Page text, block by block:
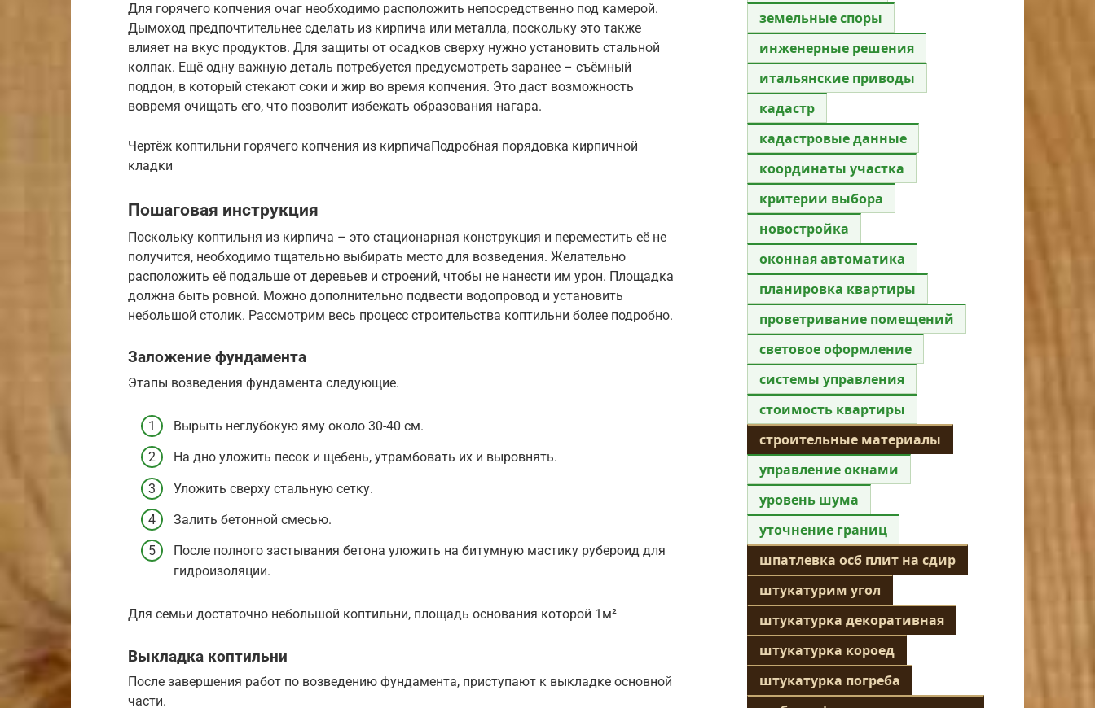
Для горячего копчения очаг необходимо расположить непосредственно под камерой.
Дымоход предпочтительнее сделать из кирпича или металла, поскольку это также
влияет на вкус продуктов. Для защиты от осадков сверху нужно установить стальной
колпак. Ещё одну важную деталь потребуется предусмотреть заранее – съёмный
поддон, в который стекают соки и жир во время копчения. Это даст возможность
вовремя очищать его, что позволит избежать образования нагара.
Чертёж коптильни горячего копчения из кирпичаПодробная порядовка кирпичной
кладки
Пошаговая инструкция
Поскольку коптильня из кирпича – это стационарная конструкция и переместить её не
получится, необходимо тщательно выбирать место для возведения. Желательно
расположить её подальше от деревьев и строений, чтобы не нанести им урон. Площадка
должна быть ровной. Можно дополнительно подвести водопровод и установить
небольшой столик. Рассмотрим весь процесс строительства коптильни более подробно.
Заложение фундамента
Этапы возведения фундамента следующие.
Вырыть неглубокую яму около 30-40 см.
На дно уложить песок и щебень, утрамбовать их и выровнять.
Уложить сверху стальную сетку.
Залить бетонной смесью.
После полного застывания бетона уложить на битумную мастику рубероид для
гидроизоляции.
Для семьи достаточно небольшой коптильни, площадь основания которой 1м²
Выкладка коптильни
После завершения работ по возведению фундамента, приступают к выкладке основной
части.
земельные споры
инженерные решения
итальянские приводы
кадастр
кадастровые данные
координаты участка
критерии выбора
новостройка
оконная автоматика
планировка квартиры
проветривание помещений
световое оформление
системы управления
стоимость квартиры
строительные материалы
управление окнами
уровень шума
уточнение границ
шпатлевка осб плит на сдир
штукатурим угол
штукатурка декоративная
штукатурка короед
штукатурка погреба